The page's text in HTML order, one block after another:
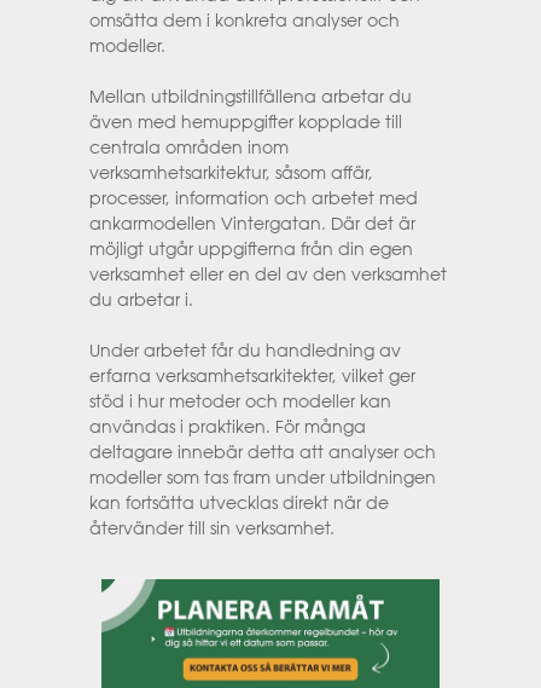
omsätta dem i konkreta analyser och
modeller.
Mellan utbildningstillfällena arbetar du
även med hemuppgifter kopplade till
centrala områden inom
verksamhetsarkitektur, såsom affär,
processer, information och arbetet med
ankarmodellen Vintergatan. Där det är
möjligt utgår uppgifterna från din egen
verksamhet eller en del av den verksamhet
du arbetar i.
Under arbetet får du handledning av
erfarna verksamhetsarkitekter, vilket ger
stöd i hur metoder och modeller kan
användas i praktiken. För många
deltagare innebär detta att analyser och
modeller som tas fram under utbildningen
kan fortsätta utvecklas direkt när de
återvänder till sin verksamhet.